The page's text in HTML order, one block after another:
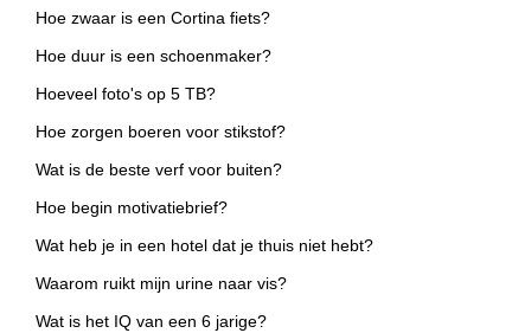
Hoe zwaar is een Cortina fiets?
Hoe duur is een schoenmaker?
Hoeveel foto's op 5 TB?
Hoe zorgen boeren voor stikstof?
Wat is de beste verf voor buiten?
Hoe begin motivatiebrief?
Wat heb je in een hotel dat je thuis niet hebt?
Waarom ruikt mijn urine naar vis?
Wat is het IQ van een 6 jarige?